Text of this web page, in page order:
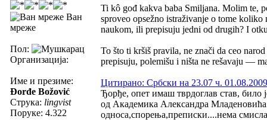
Ван
мреже
Пол:
Организација:
Име и презиме:
Đorđe Božović
Струка: lingvist
Поруке: 4.322
Ti kô gođ kakva baba Smiljana. Molim te,
sproveo opsežno istraživanje o tome
naukom, ili prepisuju jedni od drugih? I
To što ti kršiš pravila, ne znači da ceo
prepisuju, polemišu i ništa ne rešavaju —
Цитирано: Србски на 23.07 ч.
Ђорђе, опет имаш тврдоглав став,
од Академика Александра Младеновића
односа,спорења,преписки....нема